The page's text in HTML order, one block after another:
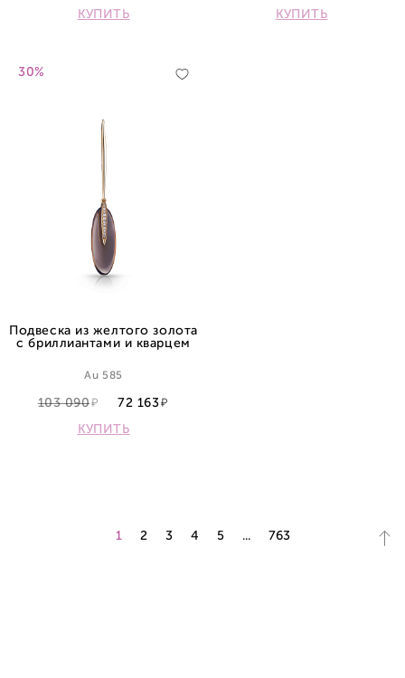
КУПИТЬ
КУПИТЬ
30%
Подвеска из желтого золота
с бриллиантами и кварцем
Au 585
103 090
72 163
КУПИТЬ
1 2 3 4 5 ... 763